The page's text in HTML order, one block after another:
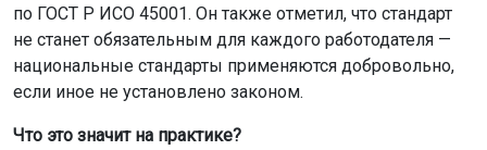
по ГОСТ Р ИСО 45001. Он также отметил, что стандарт
не станет обязательным для каждого работодателя —
национальные стандарты применяются добровольно,
если иное не установлено законом.
Что это значит на практике?